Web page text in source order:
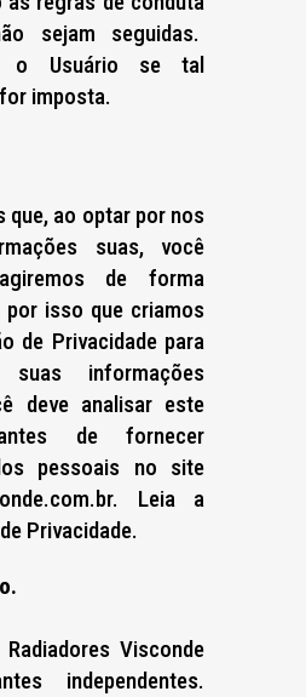
sejam seguidas.
o Usuário se tal
imposta.
que, ao optar por nos
suas, você
de forma
por isso que criamos
de Privacidade para
informações
deve analisar este
de fornecer
pessoais no site
Leia a
Privacidade.
Visconde
independentes.